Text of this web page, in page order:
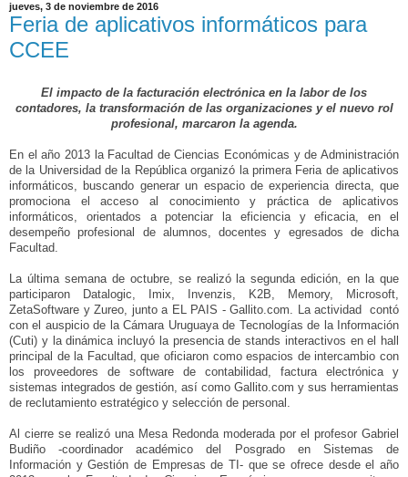
jueves, 3 de noviembre de 2016
Feria de aplicativos informáticos para
CCEE
El impacto de la facturación electrónica en la labor de los
contadores, la transformación de las organizaciones y el nuevo rol
profesional, marcaron la agenda.
En el año 2013 la Facultad de Ciencias Económicas y de Administración
de la Universidad de la República organizó la primera Feria de aplicativos
informáticos, buscando generar un espacio de experiencia directa, que
promociona el acceso al conocimiento y práctica de aplicativos
informáticos, orientados a potenciar la eficiencia y eficacia, en el
desempeño profesional de alumnos, docentes y egresados de dicha
Facultad.
La última semana de octubre, se realizó la segunda edición, en la que
participaron Datalogic, Imix, Invenzis, K2B, Memory, Microsoft,
ZetaSoftware y Zureo, junto a EL PAIS - Gallito.com. La actividad contó
con el auspicio de la Cámara Uruguaya de Tecnologías de la Información
(Cuti) y la dinámica incluyó la presencia de stands interactivos en el hall
principal de la Facultad, que oficiaron como espacios de intercambio con
los proveedores de software de contabilidad, factura electrónica y
sistemas integrados de gestión, así como Gallito.com y sus herramientas
de reclutamiento estratégico y selección de personal.
Al cierre se realizó una Mesa Redonda moderada por el profesor Gabriel
Budiño -coordinador académico del Posgrado en Sistemas de
Información y Gestión de Empresas de TI- que se ofrece desde el año